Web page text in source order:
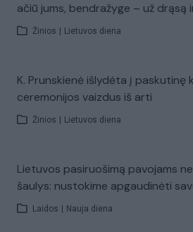
ačiū jums, bendražyge – už drąsą
Žinios Lietuvos diena
K. Prunskienė išlydėta į paskutinę
ceremonijos vaizdus iš arti
Žinios Lietuvos diena
Lietuvos pasiruošimą pavojams
šaulys: nustokime apgaudinėti
Laidos Nauja diena